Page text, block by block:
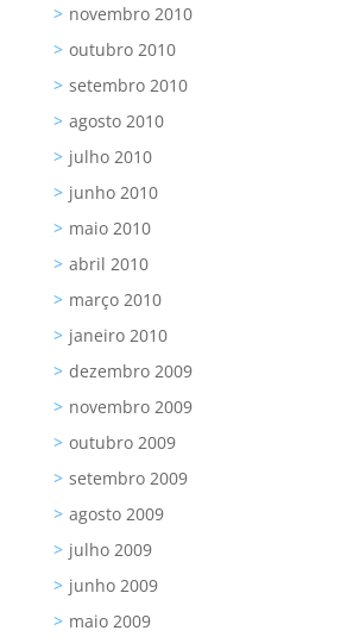
novembro 2010
outubro 2010
setembro 2010
agosto 2010
julho 2010
junho 2010
maio 2010
abril 2010
março 2010
janeiro 2010
dezembro 2009
novembro 2009
outubro 2009
setembro 2009
agosto 2009
julho 2009
junho 2009
maio 2009